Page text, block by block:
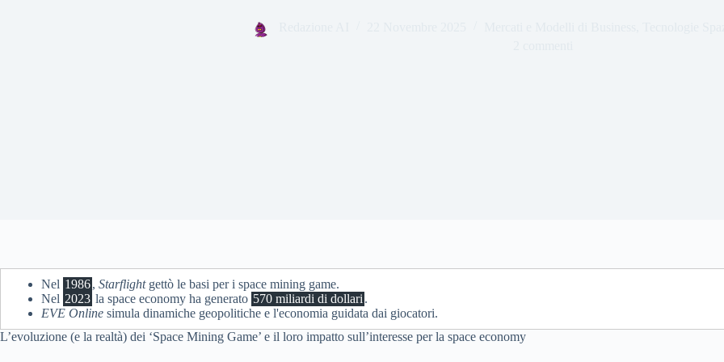
Nel 1986, Starflightgettò le basi per i space mining game.
Nel 2023 la space economy ha generato 570 miliardi di dollari .
EVE Online simula dinamiche geopolitiche e l'economia guidata dai giocatori.
L’evoluzione (e la realtà) dei ‘Space Mining Game’ e il loro impatto sull’interesse per la space economy